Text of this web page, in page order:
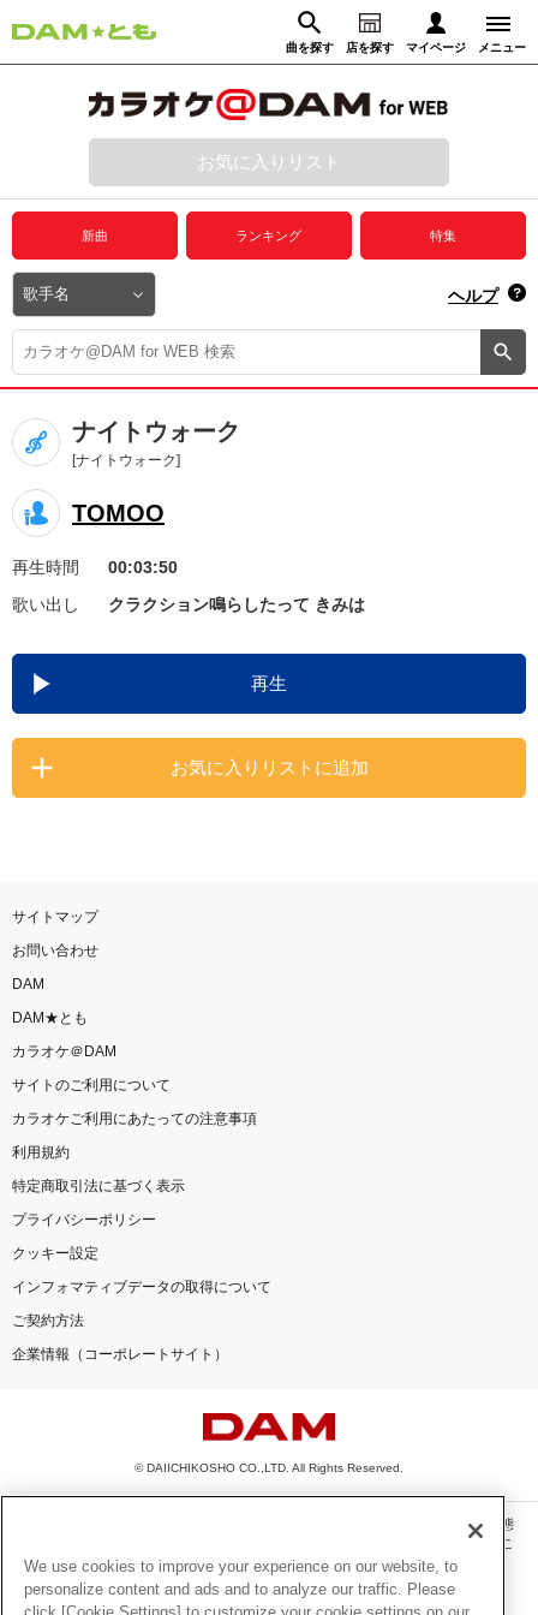
曲を探す 店を探す マイページ メニュー
動画からさがす 録音からさがす
ログイン
プレミアムサービス
DAM★とも動画
DAM★とも録音
カラオケ＠DAM
ユーザー検索
キャンペーン
お知らせ よくあるご質問
DAMの新曲・ランキングなど
カラオケ最新情報をチェック！
お気に入りリスト
新曲 ランキング 特集
ヘルプ
ナイトウォーク
[ナイトウォーク]
TOMOO
再生時間
00:03:50
歌い出し
クラクション鳴らしたって きみは
再生
お気に入りリストに追加
サイトマップ
お問い合わせ
DAM
DAM★とも
カラオケ＠DAM
サイトのご利用について
カラオケご利用にあたっての注意事項
利用規約
特定商取引法に基づく表示
プライバシーポリシー
クッキー設定
インフォマティブデータの取得について
ご契約方法
企業情報（コーポレートサイト）
© DAIICHIKOSHO CO.,LTD. All Rights Reserved.
このサイトに掲載されている一切の文章・画像・写真・動画・音声等を、手段や形態
を問わず、著作権法の定める範囲を超えて無断で複製、転載、ファイル化などするこ
とを禁じます。
楽曲及びコンテンツは、機種によりご利用いただけない場合があります。
We use cookies to improve your experience on our website, to
personalize content and ads and to analyze our traffic. Please